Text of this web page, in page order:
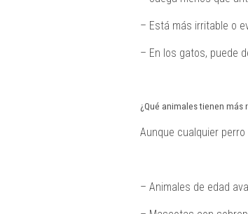
– Está más irritable o
– En los gatos, puede
¿Qué animales tienen más
Aunque cualquier
– Animales de edad